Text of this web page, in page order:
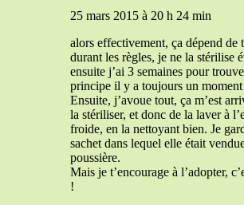
25 mars 2015 à 20 h 24 min
alors effectivement, ça dépend de
durant les règles, je ne la stérilise
ensuite j’ai 3 semaines pour
principe il y a toujours un moment
Ensuite, j’avoue tout, ça m’est
la stériliser, et donc de la laver à
froide, en la nettoyant bien. Je
sachet dans lequel elle était
poussière.
Mais je t’encourage à l’adopter,
!